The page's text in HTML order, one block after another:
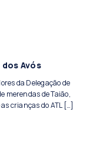
Avós
da Delegação de
merendas de Taião,
crianças do ATL […]